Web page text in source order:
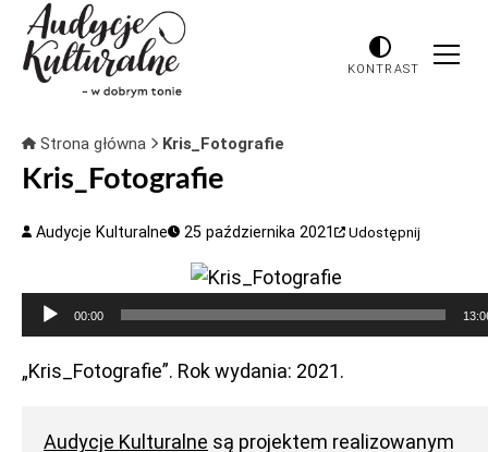
KONTRAST
Strona główna Kris_Fotografie
Kris_Fotografie
Audycje Kulturalne 25 października 2021 Udostępnij
Odtwarzacz
plików
dźwiękowych
00:00
„Kris_Fotografie”. Rok wydania: 2021.
Audycje Kulturalne są projektem realizowanym